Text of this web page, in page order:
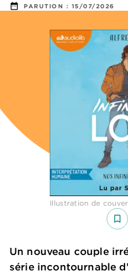
date_range PARUTION : 15/07/2026
Illustration de
bookmark_border
Un nouveau couple
série incontournable